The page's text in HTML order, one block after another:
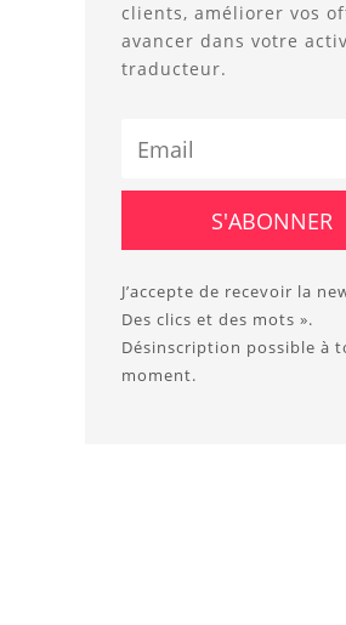
clients, améliorer vos
avancer dans votre
traducteur.
J’accepte de recevoir la
Des clics et des mots ».
Désinscription possible à
moment.